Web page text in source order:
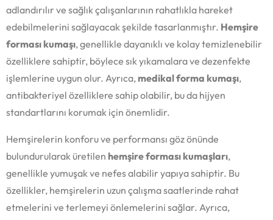
adlandırılır ve sağlık çalışanlarının rahatlıkla hareket
edebilmelerini sağlayacak şekilde tasarlanmıştır. Hemşire
forması kumaşı, genellikle dayanıklı ve kolay temizlenebilir
özelliklere sahiptir, böylece sık yıkamalara ve dezenfekte
işlemlerine uygun olur. Ayrıca, medikal forma kumaşı,
antibakteriyel özelliklere sahip olabilir, bu da hijyen
standartlarını korumak için önemlidir.
Hemşirelerin konforu ve performansı göz önünde
bulundurularak üretilen hemşire forması kumaşları,
genellikle yumuşak ve nefes alabilir yapıya sahiptir. Bu
özellikler, hemşirelerin uzun çalışma saatlerinde rahat
etmelerini ve terlemeyi önlemelerini sağlar. Ayrıca,